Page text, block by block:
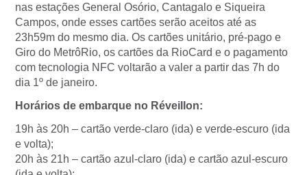
nas estações General Osório, Cantagalo e Siqueira
Campos, onde esses cartões serão aceitos até as
23h59m do mesmo dia. Os cartões unitário, pré-pago e
Giro do MetrôRio, os cartões da RioCard e o pagamento
com tecnologia NFC voltarão a valer a partir das 7h do
dia 1º de janeiro.
Horários de embarque no Réveillon:
19h às 20h – cartão verde-claro (ida) e verde-escuro (ida
e volta);
20h às 21h – cartão azul-claro (ida) e cartão azul-escuro